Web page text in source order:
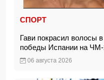
СПОРТ
Гави покрасил волосы
победы Испании на ЧМ-
06 августа 2026